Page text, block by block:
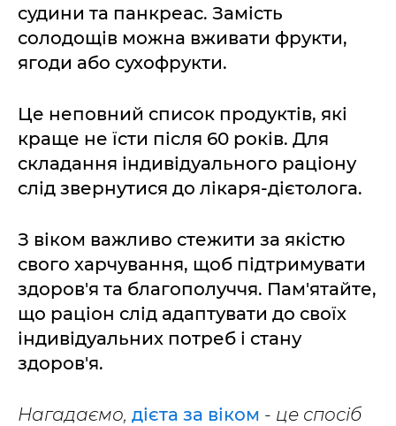
судини та панкреас. Замість
солодощів можна вживати фрукти,
ягоди або сухофрукти.
Це неповний список продуктів, які
краще не їсти після 60 років. Для
складання індивідуального раціону
слід звернутися до лікаря-дієтолога.
З віком важливо стежити за якістю
свого харчування, щоб підтримувати
здоров'я та благополуччя. Пам'ятайте,
що раціон слід адаптувати до своїх
індивідуальних потреб і стану
здоров'я.
Нагадаємо, дієта за віком - це спосіб